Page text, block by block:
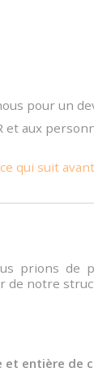
pour un
et aux
qui suit
prions de
de notre
entière de